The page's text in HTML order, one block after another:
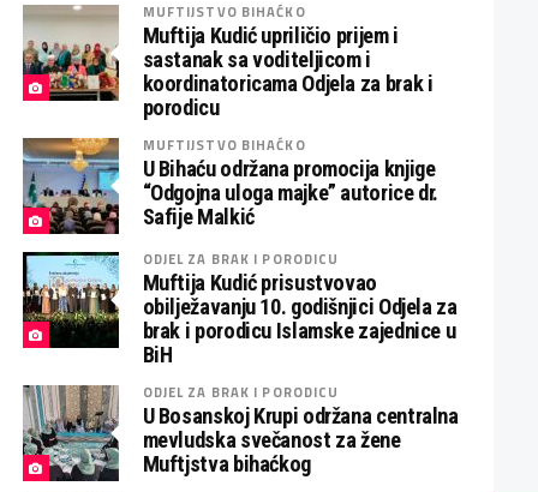
MUFTIJSTVO BIHAĆKO
Muftija Kudić upriličio prijem i
sastanak sa voditeljicom i
koordinatoricama Odjela za brak i
porodicu
MUFTIJSTVO BIHAĆKO
U Bihaću održana promocija knjige
“Odgojna uloga majke” autorice dr.
Safije Malkić
ODJEL ZA BRAK I PORODICU
Muftija Kudić prisustvovao
obilježavanju 10. godišnjici Odjela za
brak i porodicu Islamske zajednice u
BiH
ODJEL ZA BRAK I PORODICU
U Bosanskoj Krupi održana centralna
mevludska svečanost za žene
Muftjstva bihaćkog